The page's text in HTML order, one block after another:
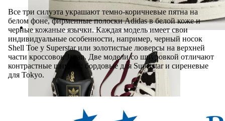
Все три силуэта украшают темно-коричневые пятна на
белом фоне, фирменные полоски Adidas в белой коже и
черные кожаные язычки. Каждая модель имеет свои
индивидуальные особенности, например, черный носок
Shell Toe у Superstar или золотистые люверсы на верхней
части кроссовок Japan. Две модели со шнуровкой отличают
контрастные шнурки: бордовые для Superstar и сиреневые
для Tokyo.